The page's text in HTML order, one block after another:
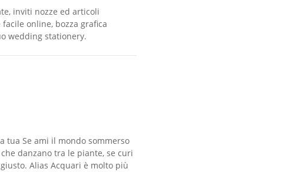
inviti nozze ed articoli
online, bozza grafica
wedding stationery.
tua Se ami il mondo sommerso
danzano tra le piante, se curi
Alias Acquari è molto più